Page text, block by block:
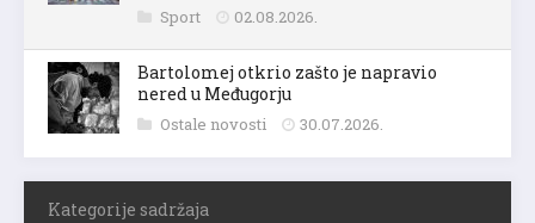
Sport 02.08.2026.
Bartolomej otkrio zašto je napravio
nered u Međugorju
Ostale novosti 30.07.2026.
Kategorije sadržaja